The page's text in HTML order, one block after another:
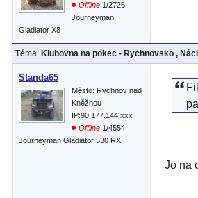
Offline 1/2726
Journeyman
Gladiator X8
Téma: Klubovna na pokec - Rychnovsko ,
Standa65
Město: Rychnov nad
Kněžnou
IP:90.177.144.xxx
Offline 1/4554
Journeyman Gladiator 530 RX
Jo na